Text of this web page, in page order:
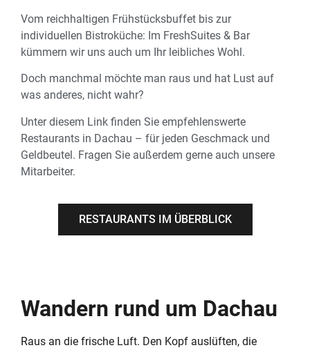
Vom reichhaltigen Frühstücksbuffet bis zur
individuellen Bistroküche: Im FreshSuites & Bar
kümmern wir uns auch um Ihr leibliches Wohl.
Doch manchmal möchte man raus und hat Lust auf
was anderes, nicht wahr?
Unter diesem Link finden Sie empfehlenswerte
Restaurants in Dachau – für jeden Geschmack und
Geldbeutel. Fragen Sie außerdem gerne auch unsere
Mitarbeiter.
RESTAURANTS IM ÜBERBLICK
Wandern rund um Dachau
Raus an die frische Luft. Den Kopf auslüften, die